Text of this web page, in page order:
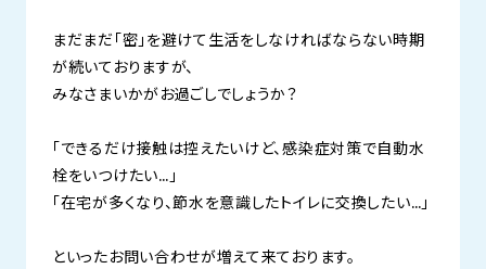
まだまだ「密」を避けて生活をしなければならない時期
が続いておりますが、
みなさまいかがお過ごしでしょうか？
「できるだけ接触は控えたいけど、感染症対策で自動水
栓をいつけたい…」
「在宅が多くなり、節水を意識したトイレに交換したい…」
といったお問い合わせが増えて来ております。